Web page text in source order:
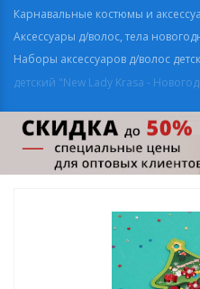
Карнавальные костюмы и
Аксессуары д/волос, тела
Наборы аксессуаров д/волос
детский "New Lady Krasa -